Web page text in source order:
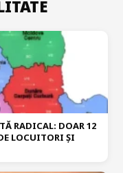
RADICAL: DOAR 12
LOCUITORI ȘI